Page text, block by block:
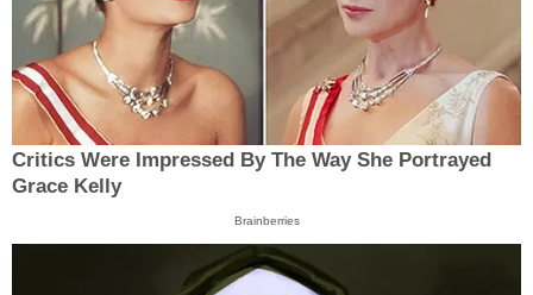
Critics Were Impressed By The Way She Portrayed
Grace Kelly
Brainberries